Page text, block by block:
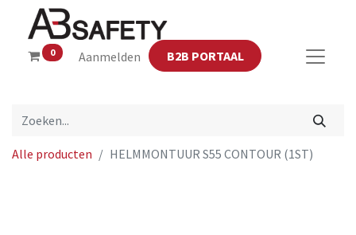
0 Aanmelden B2B PORTAAL
Alle producten HELMMONTUUR S55 CONTOUR (1ST)